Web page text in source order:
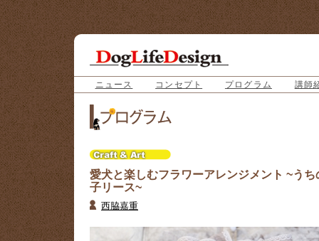
ニュース コンセプト プログラム 講師
愛犬と楽しむフラワーアレンジメント ~うち
子リース~
西脇嘉重